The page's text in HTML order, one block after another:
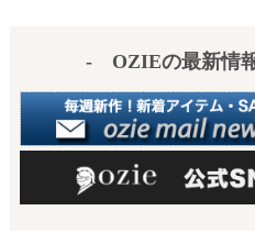
- OZIEの最新情